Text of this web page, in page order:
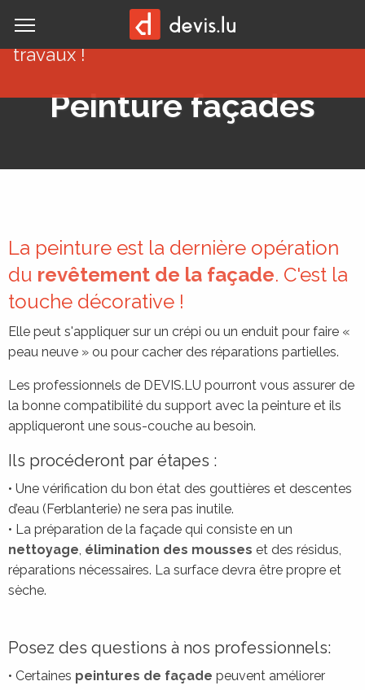
MENU
Peinture façades
Commencez vos
travaux !
Demander vos devis
La peinture est la dernière opération
du revêtement de la façade. C'est la
touche décorative !
Elle peut s'appliquer sur un crépi ou un enduit pour faire «
peau neuve » ou pour cacher des réparations partielles.
Les professionnels de DEVIS.LU pourront vous assurer de
la bonne compatibilité du support avec la peinture et ils
appliqueront une sous-couche au besoin.
Ils procéderont par étapes :
• Une vérification du bon état des gouttières et descentes
d’eau (Ferblanterie) ne sera pas inutile.
• La préparation de la façade qui consiste en un
nettoyage, élimination des mousses et des résidus,
réparations nécessaires. La surface devra être propre et
sèche.
Posez des questions à nos professionnels:
• Certaines peintures de façade peuvent améliorer